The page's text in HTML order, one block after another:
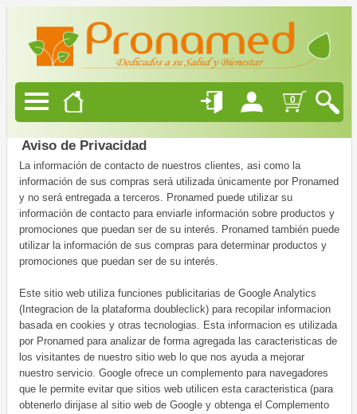
0
Productos
Naturales
Alimentación
Saludable
Belleza
Natural
Ofertas
Quienes
Somos
Como
Comprar
Despacho
Aviso de Privacidad
La información de contacto de nuestros clientes, asi como la
información de sus compras será utilizada únicamente por Pronamed
y no será entregada a terceros. Pronamed puede utilizar su
información de contacto para enviarle información sobre productos y
promociones que puedan ser de su interés. Pronamed también puede
utilizar la información de sus compras para determinar productos y
promociones que puedan ser de su interés.
Este sitio web utiliza funciones publicitarias de Google Analytics
(Integracion de la plataforma doubleclick) para recopilar informacion
basada en cookies y otras tecnologias. Esta informacion es utilizada
por Pronamed para analizar de forma agregada las caracteristicas de
los visitantes de nuestro sitio web lo que nos ayuda a mejorar
nuestro servicio. Google ofrece un complemento para navegadores
que le permite evitar que sitios web utilicen esta caracteristica (para
obtenerlo dirijase al sitio web de Google y obtenga el Complemento